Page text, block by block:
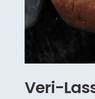
Veri-